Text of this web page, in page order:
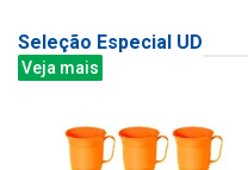
Seleção Especial UD
Veja mais